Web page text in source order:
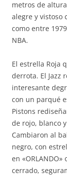
metros de
alegre y vistoso
como entre
NBA.
El estrella Roja
derrota. El Jazz
interesante
con un parqué
Pistons
de rojo, blanco
Cambiaron al
negro, con
en
cerrado,